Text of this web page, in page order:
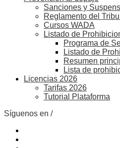
Sanciones y
Reglamento del
Cursos WADA
Listado de
Programa de
Listado de
Resumen
Lista de
Licencias 2026
Tarifas 2026
Tutorial Plataforma
Síguenos en /